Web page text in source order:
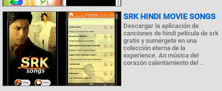
SRK HINDI MOVIE SONGS
Descargar la aplicación de
canciones de hindi película de srk
gratis y sumérgete en una
colección eterna de la
experience. An música del
corazón calentamiento del ..